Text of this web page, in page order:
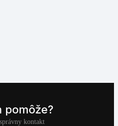
pomôže?
kontakt